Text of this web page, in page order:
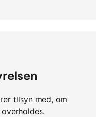
tilsyn med, om